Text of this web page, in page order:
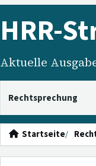
HRR-
Aktuelle
Startseite